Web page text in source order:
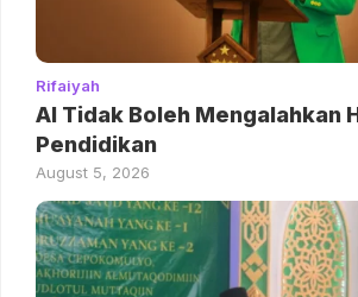
Rifaiyah
AI Tidak Boleh Mengalahkan
Pendidikan
August 5, 2026